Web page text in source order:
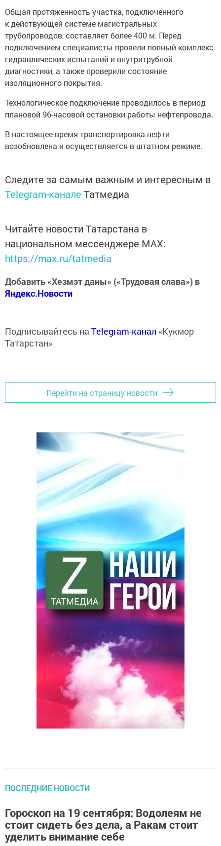
Общая протяженность участка, подключенного
к действующей системе магистральных
трубопроводов, составляет более 400 м. Перед
подключением специалисты провели полный комплекс
гидравлических испытаний и внутритрубной
диагностики, а также проверили состояние
изоляционного покрытия.
Технологическое подключение проводилось в период
плановой 96-часовой остановки работы нефтепровода.
В настоящее время транспортировка нефти
возобновлена и осуществляется в штатном режиме.
Следите за самым важным и интересным в
Telegram-канале Татмедиа
Читайте новости Татарстана в
национальном мессенджере MАХ:
https://max.ru/tatmedia
Добавить «Хезмэт даны» («Трудовая слава») в
Яндекс.Новости
Подписывайтесь на Telegram-канал «Кукмор
Татарстан»
Перейти на страницу новости
ПОСЛЕДНИЕ НОВОСТИ
Гороскоп на 19 сентября: Водолеям не
стоит сидеть без дела, а Ракам стоит
уделить внимание себе